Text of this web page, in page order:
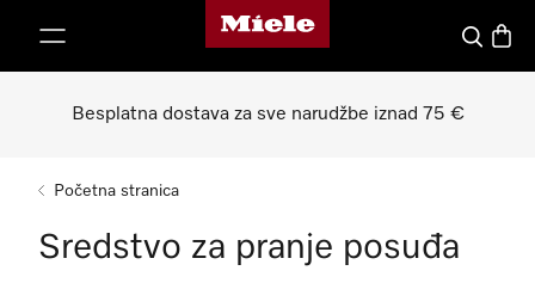
Miele početna stranica
Pretraga
Besplatna dostava za sve narudžbe iznad 75 €
Početna stranica
Sredstvo za pranje posuđa